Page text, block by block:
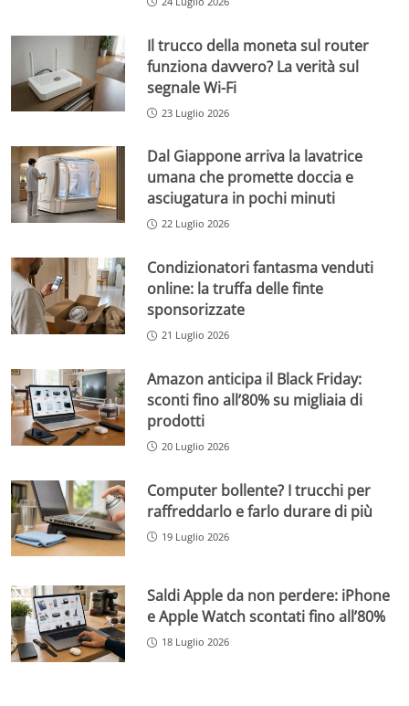
Il trucco della moneta sul router
funziona davvero? La verità sul
segnale Wi-Fi
23 Luglio 2026
Dal Giappone arriva la lavatrice
umana che promette doccia e
asciugatura in pochi minuti
22 Luglio 2026
Condizionatori fantasma venduti
online: la truffa delle finte
sponsorizzate
21 Luglio 2026
Amazon anticipa il Black Friday:
sconti fino all’80% su migliaia di
prodotti
20 Luglio 2026
Computer bollente? I trucchi per
raffreddarlo e farlo durare di più
19 Luglio 2026
Saldi Apple da non perdere: iPhone
e Apple Watch scontati fino all’80%
18 Luglio 2026